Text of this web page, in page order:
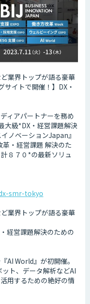
業界トップが語る豪華
イトで開催！】DX・
ィアパートナーを務め
大級*DX・経営課題解決
ノベーションJapan』
・経営課題 解決のた
８７０*の最新ソリュ
smr-tokyo
業界トップが語る豪華
経営課題解決のための
AI World』が初開催。
ト、データ解析などAI
用するための絶好の情